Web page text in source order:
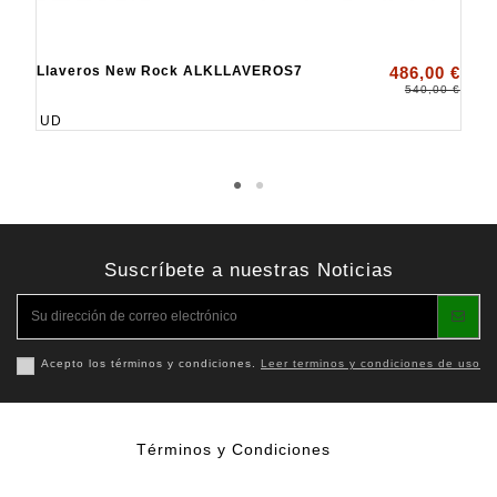
Llaveros New Rock ALKLLAVEROS7 486,00 €
540,00 €
UD
Suscríbete a nuestras Noticias
Acepto los términos y condiciones. Leer terminos y condiciones de uso
Términos y Condiciones